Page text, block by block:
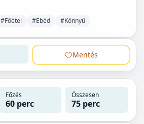
#Főétel #Ebéd #Könnyű
Mentés
Főzés
60 perc
Összesen
75 perc